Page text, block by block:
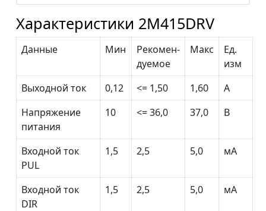
Характеристики 2M415DRV
Данные Мин
Рекомен-
дуемое
Макс
Ед.
изм
Выходной ток
0,12 <= 1,50 1,60
А
Напряжение
питания
10 <= 36,0 37,0 В
Входной ток
PUL
1,5 2,5 5,0 мА
Входной ток
DIR
1,5 2,5 5,0 мА